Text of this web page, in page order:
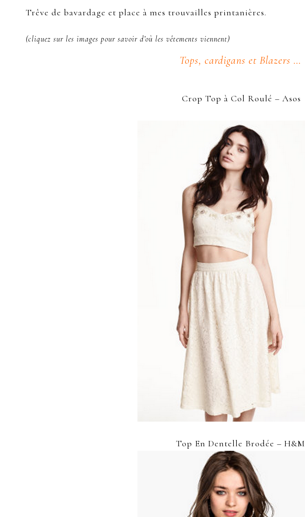
Trêve de bavardage et place à mes trouvailles printanières.
(cliquez sur les images pour savoir d’où les vêtements viennent)
Tops, cardigans et Blazers …
Crop Top à Col Roulé – Asos
Top En Dentelle Brodée – H&M